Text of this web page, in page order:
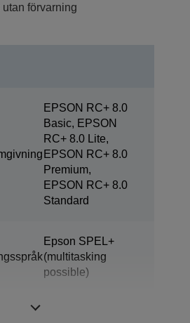
utan förvarning
EPSON RC+ 8.0
Basic, EPSON
RC+ 8.0 Lite,
EPSON RC+ 8.0
Premium,
EPSON RC+ 8.0
Standard
Epson SPEL+
(multitasking
possible)